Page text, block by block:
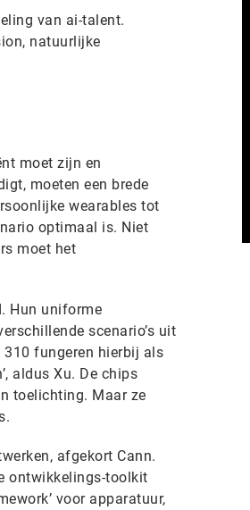
van ai-talent.
natuurlijke
moet zijn en
moeten een brede
wearables tot
optimaal is. Niet
moet het
Hun uniforme
scenario’s uit
310 fungeren hierbij als
aldus Xu. De chips
toelichting. Maar ze
afgekort Cann.
ontwikkelings-toolkit
voor apparatuur,